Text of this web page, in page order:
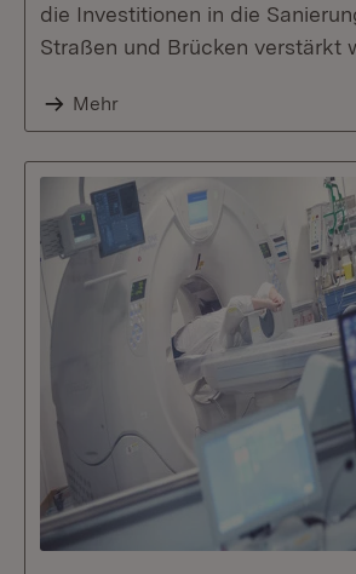
die Investitionen in die
Straßen und Brücken verstärkt
Mehr